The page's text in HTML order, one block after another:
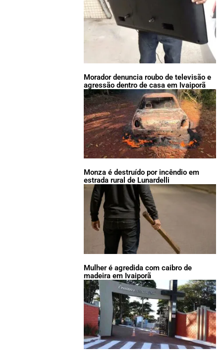
Morador denuncia roubo de televisão e
agressão dentro de casa em Ivaiporã
Monza é destruído por incêndio em
estrada rural de Lunardelli
Mulher é agredida com caibro de
madeira em Ivaiporã